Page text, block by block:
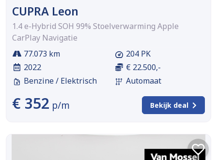
CUPRA Leon
1.4 e-Hybrid SOH 99% Stoelverwarming Apple
CarPlay Navigatie
77.073 km
2022
Benzine / Elektrisch
204 PK
€ 22.500,-
Automaat
€ 352 p/m Bekijk deal